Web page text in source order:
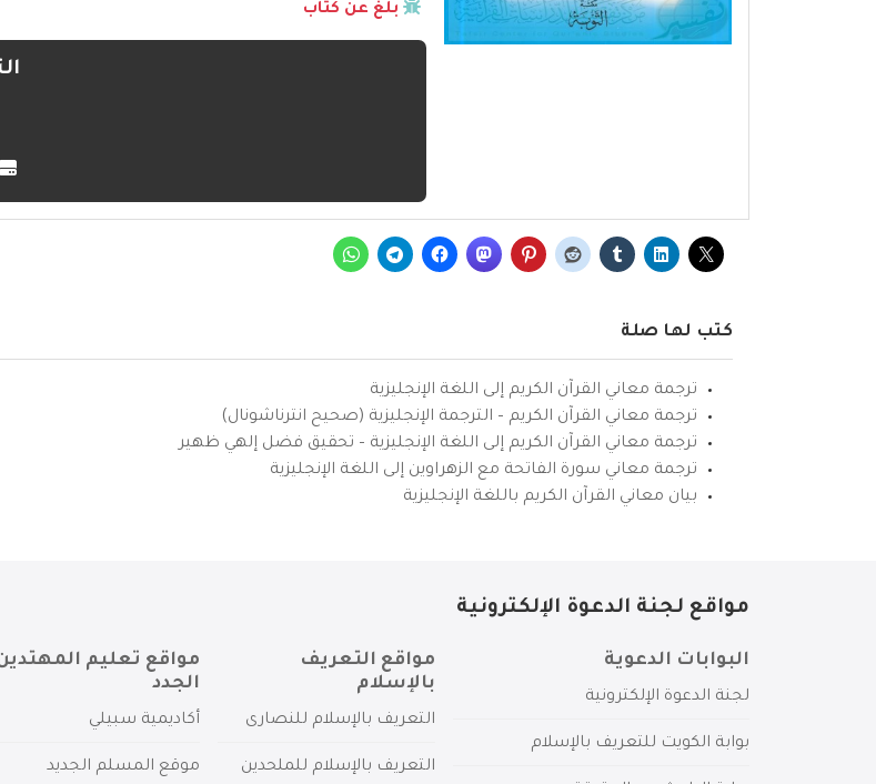
بلّغ عن كتاب
كتب لها صلة
ترجمة معاني القرآن الكريم إلى اللغة الإنجليزية
ترجمة معاني القرآن الكريم – الترجمة الإنجليزية (صحيح انترناشونال)
ترجمة معاني القرآن الكريم إلى اللغة الإنجليزية – تحقيق فضل إلهي ظهير
ترجمة معاني سورة الفاتحة مع الزهراوين إلى اللغة الإنجليزية
بيان معاني القرآن الكريم باللغة الإنجليزية
مواقع لجنة الدعوة الإلكترونية
البوابات الدعوية
لجنة الدعوة الإلكترونية
بوابة الكويت للتعريف بالإسلام
مواقع التعريف
بالإسلام
التعريف بالإسلام للنصارى
التعريف بالإسلام للملحدين
مواقع تعليم
الجدد
أكاديمية سبيلي
موقع المسلم الجديد